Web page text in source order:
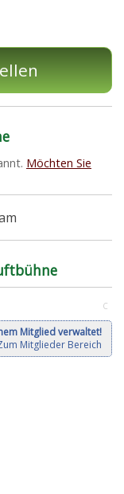
Möchten Sie
C
Mitglied verwaltet!
Mitglieder Bereich